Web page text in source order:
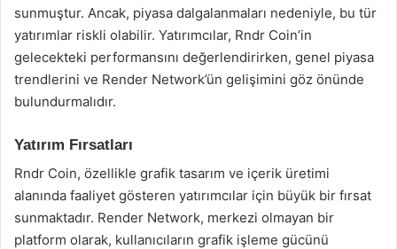
sunmuştur. Ancak, piyasa dalgalanmaları nedeniyle, bu tür
yatırımlar riskli olabilir. Yatırımcılar, Rndr Coin’in
gelecekteki performansını değerlendirirken, genel piyasa
trendlerini ve Render Network’ün gelişimini göz önünde
bulundurmalıdır.
Yatırım Fırsatları
Rndr Coin, özellikle grafik tasarım ve içerik üretimi
alanında faaliyet gösteren yatırımcılar için büyük bir fırsat
sunmaktadır. Render Network, merkezi olmayan bir
platform olarak, kullanıcıların grafik işleme gücünü